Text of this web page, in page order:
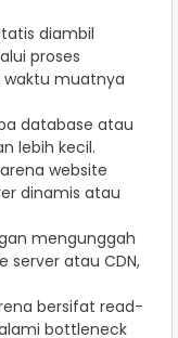
diambil
proses
waktu muatnya
database atau
lebih kecil.
website
dinamis atau
mengunggah
server atau CDN,
bersifat read-
bottleneck